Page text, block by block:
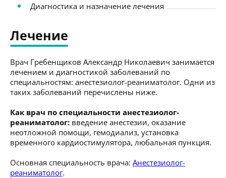
Диагностика и назначение лечения
Лечение
Врач Гребенщиков Александр Николаевич занимается
лечением и диагностикой заболеваний по
специальностям: анестезиолог-реаниматолог. Одни из
таких заболеваний перечислены ниже.
Как врач по специальности анестезиолог-
реаниматолог: введение анестезии, оказание
неотложной помощи, гемодиализ, установка
временного кардиостимулятора, любальная пункция.
Основная специальность врача: Анестезиолог-
реаниматолог.